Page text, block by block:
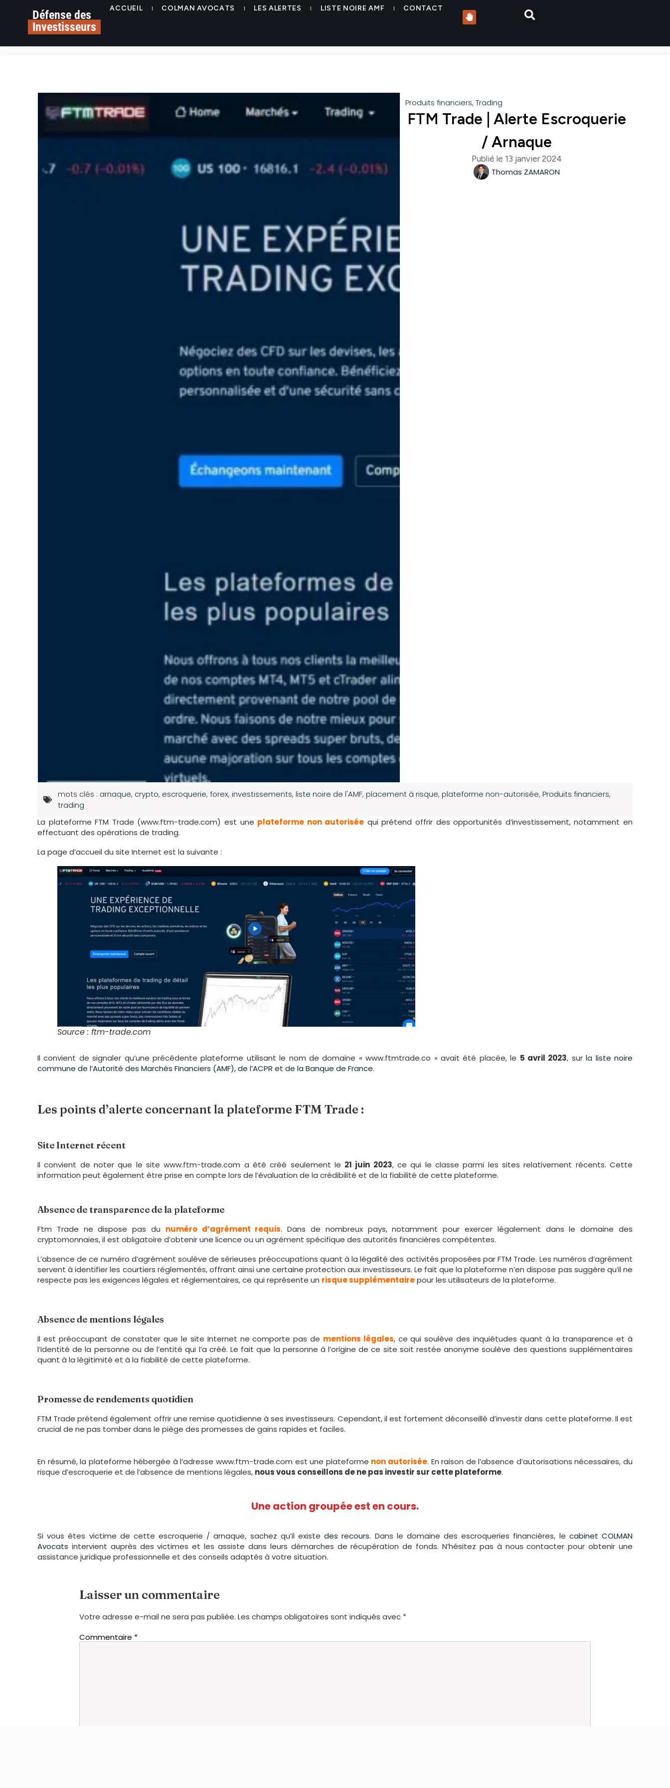
Défense des
Investisseurs
ACCUEIL COLMAN AVOCATS LES ALERTES LISTE NOIRE AMF CONTACT
Produits financiers,Trading
FTM Trade | Alerte Escroquerie
/ Arnaque
Publié le 13 janvier 2024
Thomas ZAMARON
mots clés : arnaque, crypto, escroquerie, forex, investissements, liste noire de l'AMF, placement à risque, plateforme non-autorisée, Produits financiers,
trading
La plateforme FTM Trade (www.ftm-trade.com) est une plateforme non autorisée qui prétend offrir des opportunités d’investissement, notamment en
effectuant des opérations de trading.
La page d’accueil du site Internet est la suivante :
Source : ftm-trade.com
Il convient de signaler qu’une précédente plateforme utilisant le nom de domaine « www.ftmtrade.co » avait été placée, le 5 avril 2023, surla liste noire
commune de l’Autorité des Marchés Financiers (AMF), de l’ACPR et de la Banque de France.
Les points d’alerte concernant la plateforme FTM Trade :
Site Internet récent
Il convient de noter que le site www.ftm-trade.com a été créé seulement le 21 juin 2023, ce qui le classe parmi les sites relativement récents. Cette
information peut également être prise en compte lors de l’évaluation de la crédibilité et de la fiabilité de cette plateforme.
Absence de transparence de la plateforme
Ftm Trade ne dispose pas du numéro d’agrément requis. Dans de nombreux pays, notamment pour exercer légalement dans le domaine des
cryptomonnaies, il est obligatoire d’obtenir une licence ou un agrément spécifique des autorités financières compétentes.
L’absence de ce numéro d’agrément soulève de sérieuses préoccupations quant à la légalité des activités proposées par FTM Trade. Les numéros d’agrément
servent à identifier les courtiers réglementés, offrant ainsi une certaine protection aux investisseurs. Le fait que la plateforme n’en dispose pas suggère qu’il ne
respecte pas les exigences légales et réglementaires, ce qui représente un risque supplémentairepour les utilisateurs de la plateforme.
Absence de mentions légales
Il est préoccupant de constater que le site Internet ne comporte pas de mentions légales, ce qui soulève des inquiétudes quant à la transparence et à
l’identité de la personne ou de l’entité qui l’a créé. Le fait que la personne à l’origine de ce site soit restée anonyme soulève des questions supplémentaires
quant à la légitimité et à la fiabilité de cette plateforme.
Promesse de rendements quotidien
FTM Trade prétend également offrir une remise quotidienne à ses investisseurs. Cependant, il est fortement déconseillé d’investir dans cette plateforme. Il est
crucial de ne pas tomber dans le piège des promesses de gains rapides et faciles.
En résumé, la plateforme hébergée à l’adresse www.ftm-trade.com est une plateforme non autorisée. En raison de l’absence d’autorisations nécessaires, du
risque d’escroquerie et de l’absence de mentions légales, nous vous conseillons de ne pas investir sur cette plateforme.
Une action groupée est en cours.
Si vous êtes victime de cette escroquerie / arnaque, sachez qu’il existedes recours. Dans le domaine des escroqueries financières, le cabinet COLMAN
Avocats intervient auprès des victimes et les assiste dans leurs démarches de récupération de fonds. N’hésitez pas à nous contacter pour obtenir une
assistance juridique professionnelle et des conseils adaptés à votre situation.
Laisser un commentaire
Votre adresse e-mail ne sera pas publiée. Les champs obligatoires sont indiqués avec *
Commentaire *